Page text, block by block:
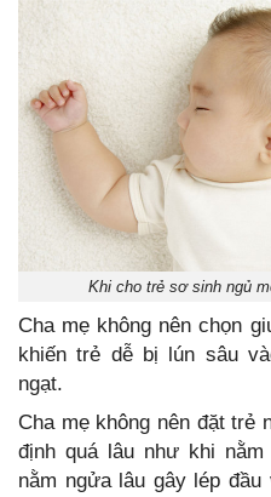
Khi cho trẻ sơ sinh ngủ
Cha mẹ không nên chọn
khiến trẻ dễ bị lún sâu
ngạt.
Cha mẹ không nên đặt trẻ
định quá lâu như khi
nằm ngửa lâu gây lép